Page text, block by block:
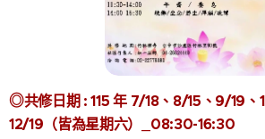
◎共修日期 : 115 年 7/18、8/15、9/19、
12/19（皆為星期六）_ 08:30-16:30